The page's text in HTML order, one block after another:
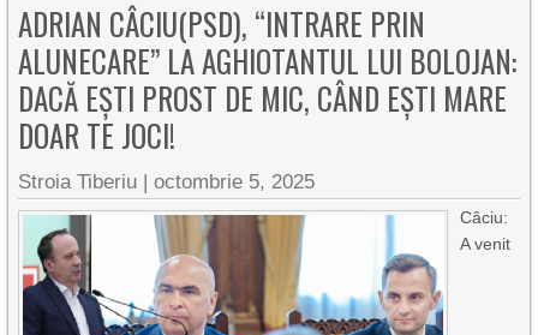
ADRIAN CÂCIU(PSD), “INTRARE PRIN
ALUNECARE” LA AGHIOTANTUL LUI BOLOJAN:
DACĂ EȘTI PROST DE MIC, CÂND EȘTI MARE
DOAR TE JOCI!
Stroia Tiberiu |octombrie 5, 2025
Câciu:
A venit